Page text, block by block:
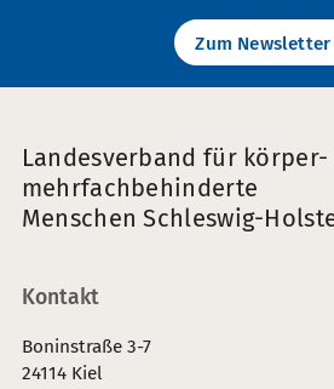
Zum Newsletter
Landesverband für körper-
mehrfachbehinderte
Menschen Schleswig-
Kontakt
Boninstraße 3-7
24114 Kiel